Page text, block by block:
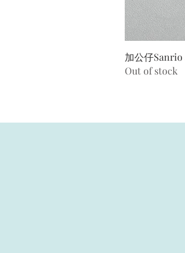
加公仔Sanrio
Out of stock